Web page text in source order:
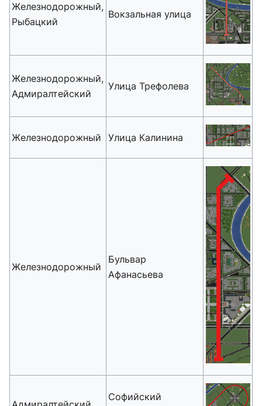
Железнодорожный,
Рыбацкий
Вокзальная улица
Железнодорожный,
Адмиралтейский
Улица Трефолева
Железнодорожный Улица Калинина
Железнодорожный
Бульвар
Афанасьева
Софийский